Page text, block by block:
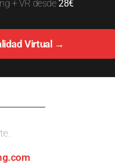
+ VR desde28€
Virtual →